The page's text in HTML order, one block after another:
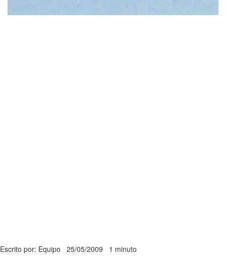
Escrito por: Equipo 25/05/2009 1 minuto